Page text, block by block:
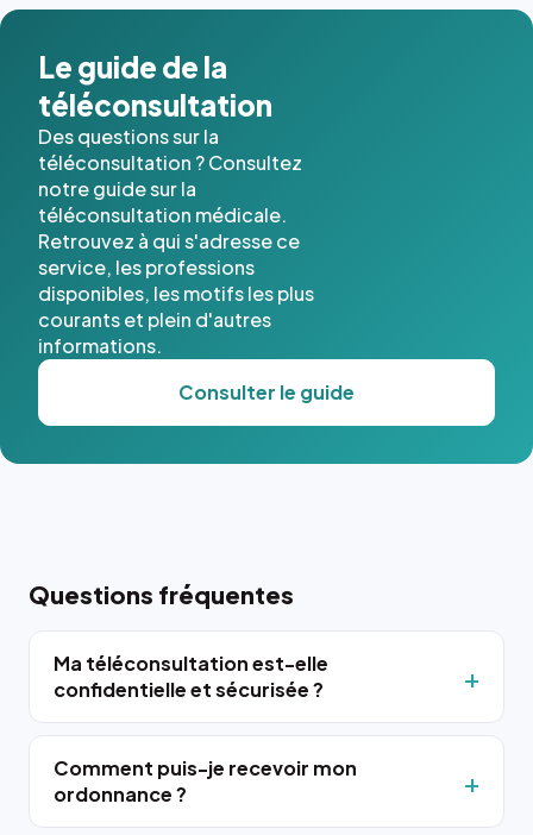
cas. #}
Le guide de la
téléconsultation
Des questions sur la
téléconsultation ? Consultez
notre guide sur la
téléconsultation médicale.
Retrouvez à qui s'adresse ce
service, les professions
disponibles, les motifs les plus
courants et plein d'autres
informations.
Consulter le guide
Questions fréquentes
Ma téléconsultation est-elle
confidentielle et sécurisée ?
Comment puis-je recevoir mon
ordonnance ?